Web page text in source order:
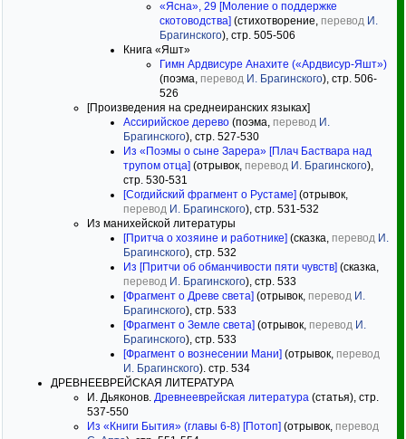
«Ясна», 29 [Моление о поддержке
скотоводства] (стихотворение, перевод И.
Брагинского), стр. 505-506
Книга «Яшт»
Гимн Ардвисуре Анахите («Ардвисур-Яшт»)
(поэма, перевод И. Брагинского), стр. 506-
526
[Произведения на среднеиранских языках]
Ассирийское дерево (поэма, перевод И.
Брагинского), стр. 527-530
Из «Поэмы о сыне Зарера» [Плач Баствара над
трупом отца] (отрывок, перевод И. Брагинского),
стр. 530-531
[Согдийский фрагмент о Рустаме] (отрывок,
перевод И. Брагинского), стр. 531-532
Из манихейской литературы
[Притча о хозяине и работнике] (сказка, перевод И.
Брагинского), стр. 532
Из [Притчи об обманчивости пяти чувств] (сказка,
перевод И. Брагинского), стр. 533
[Фрагмент о Древе света] (отрывок, перевод И.
Брагинского), стр. 533
[Фрагмент о Земле света] (отрывок, перевод И.
Брагинского), стр. 533
[Фрагмент о вознесении Мани] (отрывок, перевод
И. Брагинского). стр. 534
ДРЕВНЕЕВРЕЙСКАЯ ЛИТЕРАТУРА
И. Дьяконов. Древнееврейская литература (статья), стр.
537-550
Из «Книги Бытия» (главы 6-8) [Потоп] (отрывок, перевод